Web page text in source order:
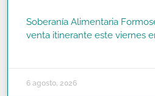
Soberanía Alimentaria
venta itinerante este viernes
6 agosto, 2026